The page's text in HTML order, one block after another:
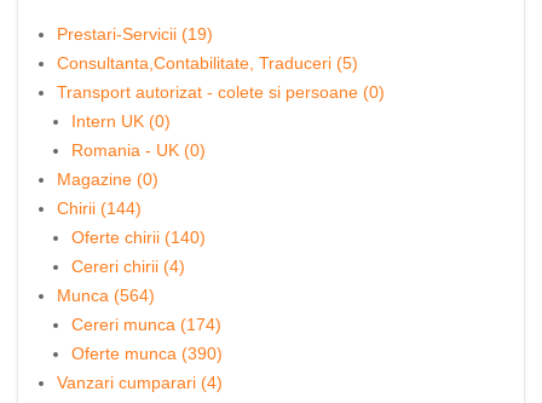
Prestari-Servicii (19)
Consultanta,Contabilitate, Traduceri (5)
Transport autorizat - colete si persoane (0)
Intern UK (0)
Romania - UK (0)
Magazine (0)
Chirii (144)
Oferte chirii (140)
Cereri chirii (4)
Munca (564)
Cereri munca (174)
Oferte munca (390)
Vanzari cumparari (4)